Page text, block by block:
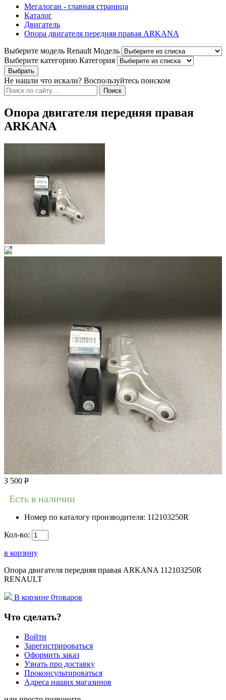
Мегалоган - главная страница
Каталог
Двигатель
Опора двигателя передняя правая ARKANA
Выберите модель Renault Модель
Выберите категорию Категория
Не нашли что искали? Воспользуйтесь поиском
Опора двигателя передняя правая
ARKANA
3 500 Р
Есть в наличии
Номер по каталогу производителя: 112103250R
Кол-во:
в корзину
Опора двигателя передняя правая ARKANA 112103250R
RENAULT
В корзине 0товаров
Что сделать?
Войти
Зарегистрироваться
Оформить заказ
Узнать про доставку
Проконсультироваться
Адреса наших магазинов